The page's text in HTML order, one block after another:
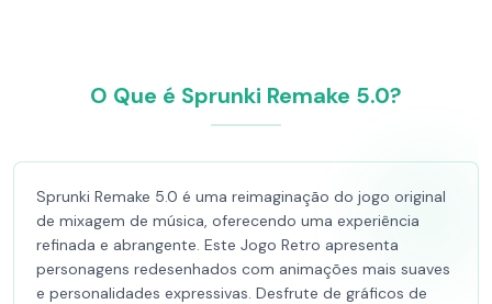
O Que é Sprunki Remake 5.0?
Sprunki Remake 5.0 é uma reimaginação do jogo original
de mixagem de música, oferecendo uma experiência
refinada e abrangente. Este Jogo Retro apresenta
personagens redesenhados com animações mais suaves
e personalidades expressivas. Desfrute de gráficos de